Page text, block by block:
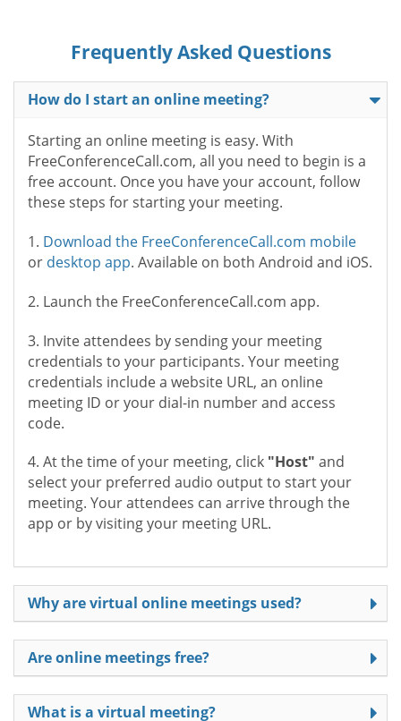
Frequently Asked Questions
How do I start an online meeting?
Starting an online meeting is easy. With
FreeConferenceCall.com, all you need to begin is a
free account. Once you have your account, follow
these steps for starting your meeting.
1. Download the FreeConferenceCall.com mobile
or desktop app. Available on both Android and iOS.
2. Launch the FreeConferenceCall.com app.
3. Invite attendees by sending your meeting
credentials to your participants. Your meeting
credentials include a website URL, an online
meeting ID or your dial-in number and access
code.
4. At the time of your meeting, click "Host" and
select your preferred audio output to start your
meeting. Your attendees can arrive through the
app or by visiting your meeting URL.
Why are virtual online meetings used?
Are online meetings free?
What is a virtual meeting?